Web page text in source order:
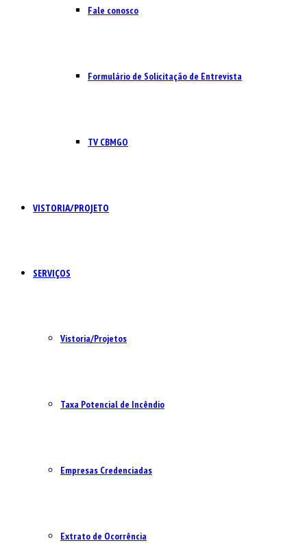
Fale conosco
Formulário de Solicitação de Entrevista
TV CBMGO
VISTORIA/PROJETO
SERVIÇOS
Vistoria/Projetos
Taxa Potencial de Incêndio
Empresas Credenciadas
Extrato de Ocorrência